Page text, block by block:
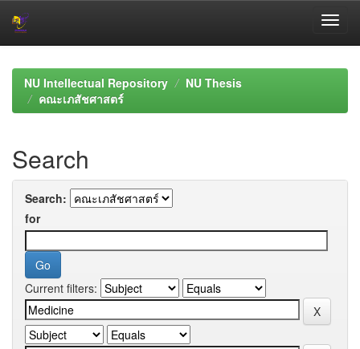
navigationNU Intellectual Repository
NU Thesis
คณะเภสัชศาสตร์
Search
Search:
for
Current filters: